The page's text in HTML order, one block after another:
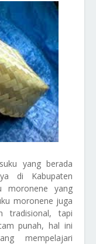
yang berada
di Kabupaten
moronene yang
moronene juga
tradisional, tapi
punah, hal ini
mempelajari